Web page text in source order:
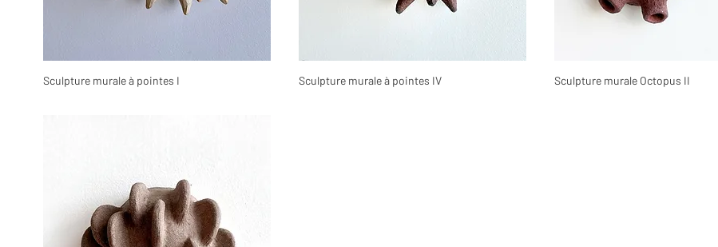
Sculpture murale à pointes I Sculpture murale à pointes IV Sculpture murale Octopus II